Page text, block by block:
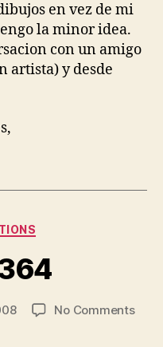
en vez de mi
la minor idea.
con un amigo
artista) y desde
No Commentson